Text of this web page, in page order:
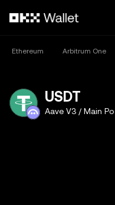
Ethereum Arbitrum One
USDT
Aave V3 / Main